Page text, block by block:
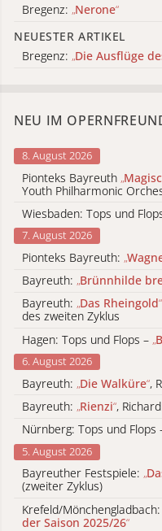
Bregenz: „Nerone“
NEUESTER ARTIKEL
Bregenz: „Die Ausflüge
NEU IM
8. August 2026
Pionteks Bayreuth „
Youth Philharmonic
Wiesbaden: Tops und
7. August 2026
Pionteks Bayreuth: „
Bayreuth: „Brünnhilde
Bayreuth: „Das Rheingold“
des zweiten Zyklus
Hagen: Tops und Flops – „
6. August 2026
Bayreuth: „Die Walküre“,
Bayreuth: „Rienzi“,
Nürnberg: Tops und Flops
5. August 2026
Bayreuther Festspiele: „
(zweiter Zyklus)
Krefeld/
der Saison 2025/26“